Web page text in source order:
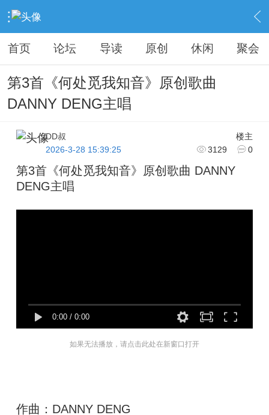
› KAIPINGREN › 原创之作 › 内容
首页 论坛 导读 原创 休闲 聚会
第3首《何处觅我知音》原创歌曲
DANNY DENG主唱
楼主
DD叔
3129
0
2026-3-28 15:39:25
第3首《何处觅我知音》原创歌曲 DANNY
DENG主唱
0:00/ 0:00
如果无法播放，请点击此处在新窗口打开
作曲：DANNY DENG